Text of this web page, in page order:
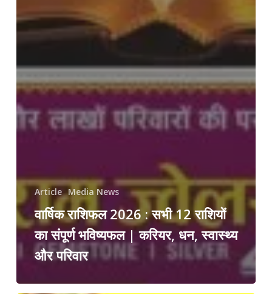
Article Media News
वार्षिक राशिफल 2026 : सभी 12 राशियों
का संपूर्ण भविष्यफल | करियर, धन, स्वास्थ्य
और परिवार